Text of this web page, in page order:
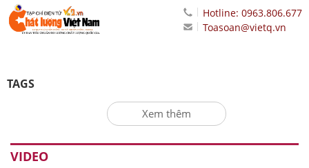
Hotline: 0963.806.677
Toasoan@vietq.vn
TAGS
Xem thêm
VIDEO